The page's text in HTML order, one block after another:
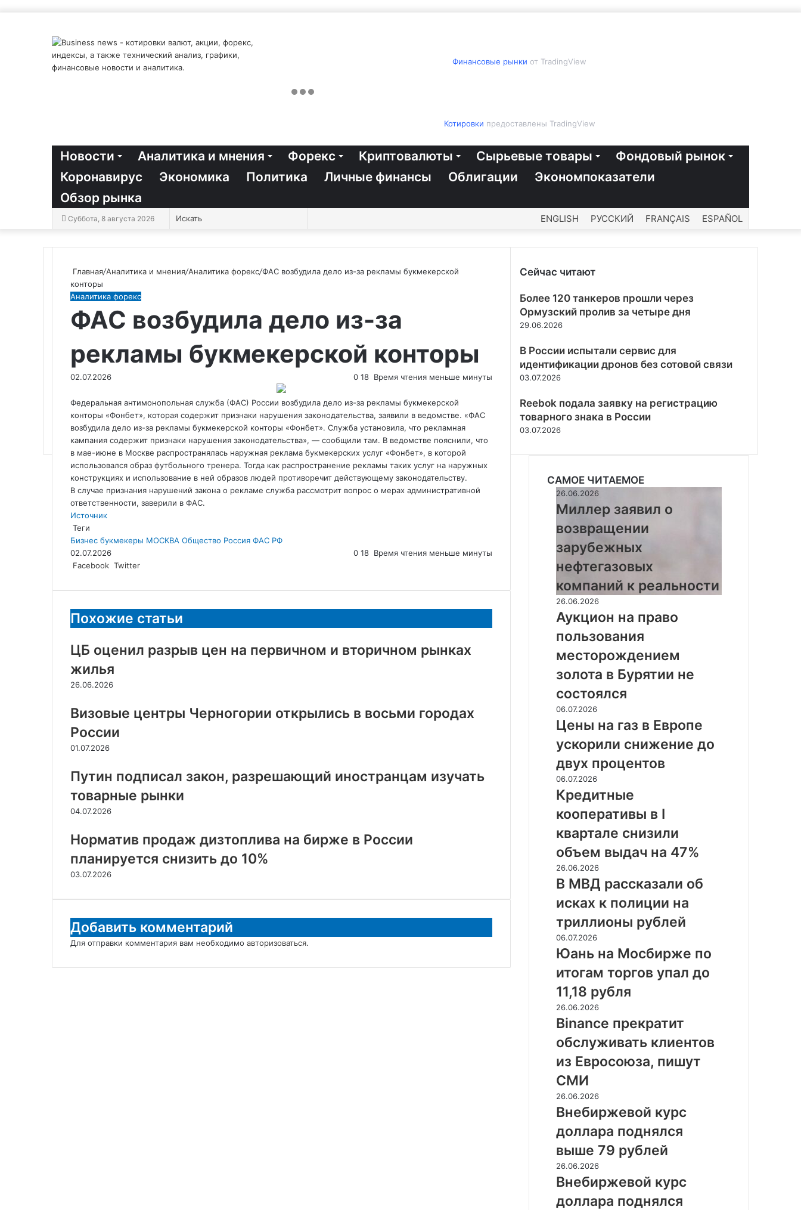
Финансовые рынки от TradingView
Котировки предоставлены TradingView
Новости Аналитика и мнения Форекс Криптовалюты Сырьевые товары
Фондовый рынок
Коронавирус
Экономика Политика Личные финансы Облигации
Экономпоказатели
Обзор рынка
Суббота, 8 августа 2026 ENGLISH РУССКИЙ FRANÇAIS ESPAÑOL
Главная/Аналитика и мнения/Аналитика форекс/ФАС возбудила дело из-за рекламы букмекерской
конторы
Аналитика форекс
ФАС возбудила дело из-за
рекламы букмекерской конторы
02.07.2026 0 18 Время чтения меньше минуты
Федеральная антимонопольная служба (ФАС) России возбудила дело из-за рекламы букмекерской
конторы «Фонбет», которая содержит признаки нарушения законодательства, заявили в ведомстве. «ФАС
возбудила дело из-за рекламы букмекерской конторы «Фонбет». Служба установила, что рекламная
кампания содержит признаки нарушения законодательства», — сообщили там. В ведомстве пояснили, что
в мае-июне в Москве распространялась наружная реклама букмекерских услуг «Фонбет», в которой
использовался образ футбольного тренера. Тогда как распространение рекламы таких услуг на наружных
конструкциях и использование в ней образов людей противоречит действующему законодательству.
В случае признания нарушений закона о рекламе служба рассмотрит вопрос о мерах административной
ответственности, заверили в ФАС.
Источник
Теги
Бизнес букмекеры МОСКВА Общество Россия ФАС РФ
02.07.2026
0 18 Время чтения меньше минуты
Facebook Twitter
электронную
Похожие статьи
ЦБ оценил разрыв цен на первичном и вторичном рынках
жилья
26.06.2026
Визовые центры Черногории открылись в восьми городах
России
01.07.2026
Путин подписал закон, разрешающий иностранцам изучать
товарные рынки
04.07.2026
Норматив продаж дизтоплива на бирже в России
планируется снизить до 10%
03.07.2026
Добавить комментарий
Для отправки комментария вам необходимо авторизоваться.
Сейчас читают
Более 120 танкеров прошли через
Ормузский пролив за четыре дня
29.06.2026
В России испытали сервис для
идентификации дронов без сотовой связи
03.07.2026
Reebok подала заявку на регистрацию
товарного знака в России
03.07.2026
САМОЕ ЧИТАЕМОЕ
Миллер
заявил
возвращении
зарубежных
нефтегазовых
компаний
реальности
26.06.2026
Миллер заявил о
возвращении
зарубежных
нефтегазовых
компаний к реальности
Аукцион
на
право
пользования
месторождением
золота
в
не
состоялся
26.06.2026
Аукцион на право
пользования
месторождением
золота в Бурятии не
состоялся
Цены
на
газ
в
Европе
ускорили
снижение
до
процентов
06.07.2026
Цены на газ в Европе
ускорили снижение до
двух процентов
Кредитные
кооперативы
квартале
снизили
объем
выдач
на
47%
06.07.2026
Кредитные
кооперативы в I
квартале снизили
объем выдач на 47%
В
МВД
рассказали
об
исках
к
полиции
на
рублей
26.06.2026
В МВД рассказали об
исках к полиции на
триллионы рублей
Юань
на
Мосбирже
по
итогам
торгов
упал
до
11,18
рубля
06.07.2026
Юань на Мосбирже по
итогам торгов упал до
11,18 рубля
Binance
прекратит
обслуживать
клиентов
из
Евросоюза,
пишут
СМИ
26.06.2026
Binance прекратит
обслуживать клиентов
из Евросоюза, пишут
СМИ
Внебиржевой
курс
доллара
поднялся
выше
79
рублей
26.06.2026
Внебиржевой курс
доллара поднялся
выше 79 рублей
Внебиржевой
курс
доллара
поднялся
26.06.2026
Внебиржевой курс
доллара поднялся